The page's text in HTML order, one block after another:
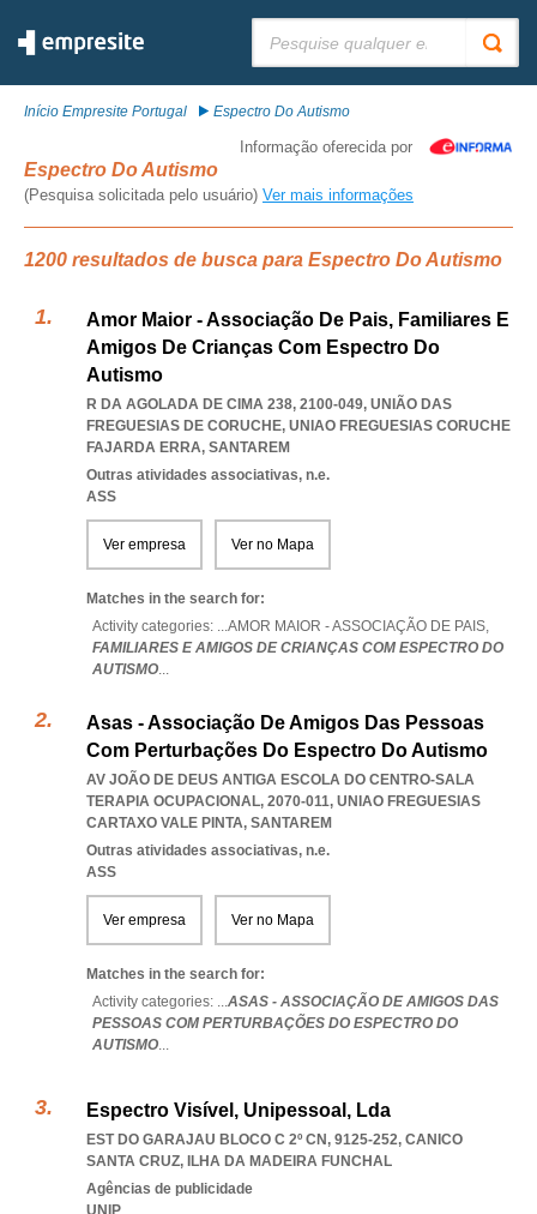
Início Empresite Portugal Espectro Do Autismo
Informação oferecida por
Espectro Do Autismo
(Pesquisa solicitada pelo usuário) Ver mais informações
1200 resultados de busca para Espectro Do Autismo
Amor Maior - Associação De Pais, Familiares E
Amigos De Crianças Com Espectro Do
Autismo
R DA AGOLADA DE CIMA 238, 2100-049, UNIÃO DAS
FREGUESIAS DE CORUCHE, UNIAO FREGUESIAS CORUCHE
FAJARDA ERRA, SANTAREM
Outras atividades associativas, n.e.
ASS
Ver empresa Ver no Mapa
Matches in the search for:
Activity categories: ...AMOR MAIOR - ASSOCIAÇÃO DE PAIS,
FAMILIARES E AMIGOS DE CRIANÇAS COM ESPECTRO DO
AUTISMO...
Asas - Associação De Amigos Das Pessoas
Com Perturbações Do Espectro Do Autismo
AV JOÃO DE DEUS ANTIGA ESCOLA DO CENTRO-SALA
TERAPIA OCUPACIONAL, 2070-011, UNIAO FREGUESIAS
CARTAXO VALE PINTA, SANTAREM
Outras atividades associativas, n.e.
ASS
Ver empresa Ver no Mapa
Matches in the search for:
Activity categories: ...ASAS - ASSOCIAÇÃO DE AMIGOS DAS
PESSOAS COM PERTURBAÇÕES DO ESPECTRO DO
AUTISMO...
Espectro Visível, Unipessoal, Lda
EST DO GARAJAU BLOCO C 2º CN, 9125-252, CANICO
SANTA CRUZ, ILHA DA MADEIRA FUNCHAL
Agências de publicidade
UNIP